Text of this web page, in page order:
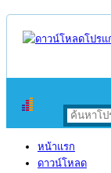
หน้าแรก
ดาวน์โหลด